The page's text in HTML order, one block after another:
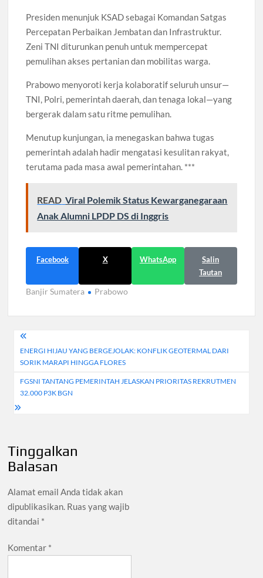
Presiden menunjuk KSAD sebagai Komandan Satgas
Percepatan Perbaikan Jembatan dan Infrastruktur.
Zeni TNI diturunkan penuh untuk mempercepat
pemulihan akses pertanian dan mobilitas warga.
Prabowo menyoroti kerja kolaboratif seluruh unsur—
TNI, Polri, pemerintah daerah, dan tenaga lokal—yang
bergerak dalam satu ritme pemulihan.
Menutup kunjungan, ia menegaskan bahwa tugas
pemerintah adalah hadir mengatasi kesulitan rakyat,
terutama pada masa awal pemerintahan. ***
READ Viral Polemik Status Kewarganegaraan
Anak Alumni LPDP DS di Inggris
Facebook X WhatsApp
Salin
Tautan
Banjir Sumatera Prabowo
Navigasi
pos
ENERGI HIJAU YANG BERGEJOLAK: KONFLIK GEOTERMAL DARI
SORIK MARAPI HINGGA FLORES
FGSNI TANTANG PEMERINTAH JELASKAN PRIORITAS REKRUTMEN
32.000 P3K BGN
Tinggalkan
Balasan
Alamat email Anda tidak akan
dipublikasikan. Ruas yang wajib
ditandai *
Komentar *